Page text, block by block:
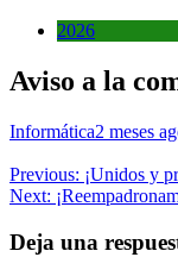
2026
Aviso a la
Informática2 meses
Navegación
de
entradas
Previous: ¡Unidos y
Next:
Deja una